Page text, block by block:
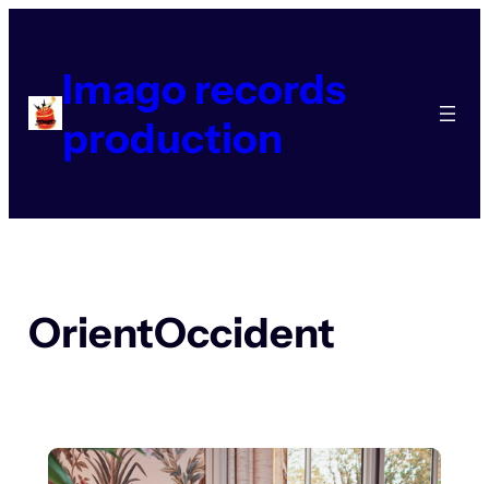
contenuImago records
production
OrientOccident